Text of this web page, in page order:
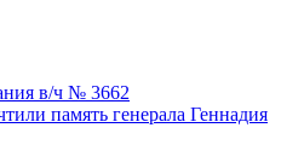
в/ч № 3662
память генерала Геннадия